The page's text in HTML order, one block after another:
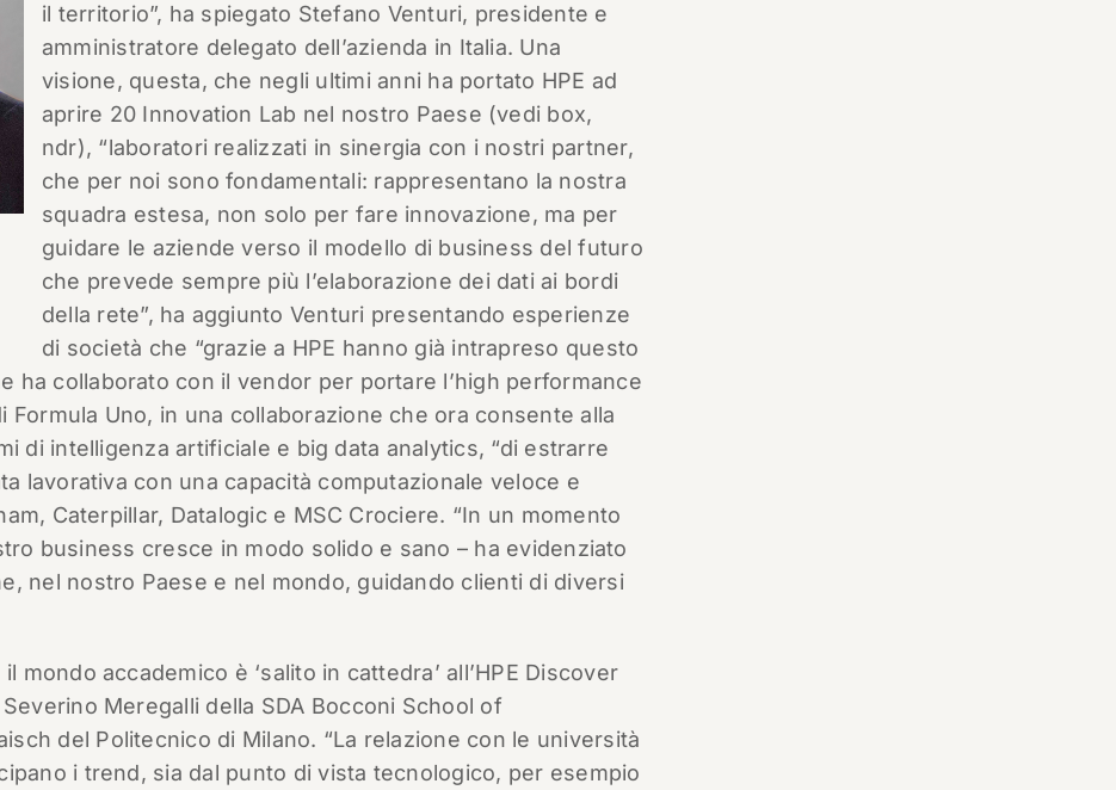
il territorio”, ha spiegato Stefano Venturi, presidente e
amministratore delegato dell’azienda in Italia. Una
visione, questa, che negli ultimi anni ha portato HPE ad
aprire 20 Innovation Lab nel nostro Paese (vedi box,
ndr), “laboratori realizzati in sinergia con i nostri partner,
che per noi sono fondamentali: rappresentano la nostra
squadra estesa, non solo per fare innovazione, ma per
guidare le aziende verso il modello di business del futuro
che prevede sempre più l’elaborazione dei dati ai bordi
della rete”, ha aggiunto Venturi presentando esperienze
di società che “grazie a HPE hanno già intrapreso questo
ha collaborato con il vendor per portare l’high performance
Uno, in una collaborazione che ora consente alla
di intelligenza artificiale e big data analytics, “di estrarre
lavorativa con una capacità computazionale veloce e
Caterpillar, Datalogic e MSC Crociere. “In un momento
business cresce in modo solido e sano – ha evidenziato
nel nostro Paese e nel mondo, guidando clienti di diversi
mondo accademico è ‘salito in cattedra’ all’HPE Discover
Meregalli della SDA Bocconi School of
del Politecnico di Milano. “La relazione con le università
i trend, sia dal punto di vista tecnologico, per esempio